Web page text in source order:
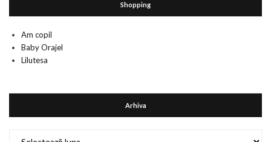
Shopping
Am copil
Baby Orajel
Lilutesa
Arhiva